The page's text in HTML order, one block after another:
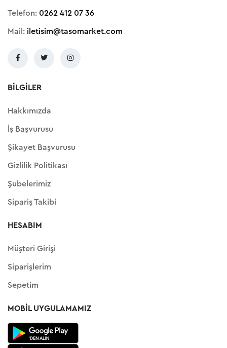
Telefon: 0262 412 07 36
Mail: iletisim@tasomarket.com
BILGILER
Hakkımızda
İş Başvurusu
Şikayet Başvurusu
Gizlilik Politikası
Şubelerimiz
Sipariş Takibi
HESABIM
Müşteri Girişi
Siparişlerim
Sepetim
MOBIL UYGULAMAMIZ